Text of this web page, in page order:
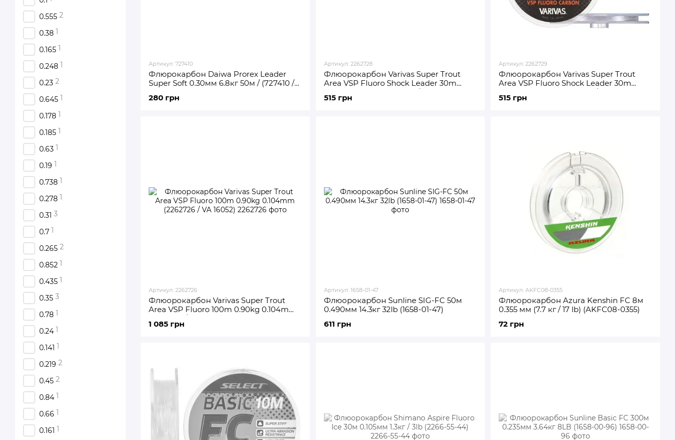
Артикул: 727410
Флюрокарбон Daiwa Prorex Leader
Super Soft 0.30мм 6.8кг 50м / (727410 /
280 грн
Артикул: 2262728
Флюорокарбон Varivas Super Trout
Area VSP Fluoro Shock Leader 30m
1.12kg 0.117mm (2262728 / VA 16082)
515 грн
Артикул: 2262729
Флюорокарбон Varivas Super Trout
Area VSP Fluoro Shock Leader 30m
1.35kg 0.128mm (2262729 / VA 16083)
515 грн
Артикул: 2262726
Флюорокарбон Varivas Super Trout
Area VSP Fluoro 100m 0.90kg 0.104mm
(2262726 / VA 16052)
1 085 грн
Артикул: 1658-01-47
Флюорокарбон Sunline SIG-FC 50м
0.490мм 14.3кг 32lb (1658-01-47)
611 грн
Артикул: AKFC08-0355
Флюорокарбон Azura Kenshin FC 8м
0.355 мм (7.7 кг / 17 lb) (AKFC08-0355)
72 грн
0.555 2
0.38 1
0.165 1
0.248 1
0.23 2
0.645 1
0.178 1
0.185 1
0.63 1
0.19 1
0.738 1
0.278 1
0.31 3
0.7 1
0.265 2
0.852 1
0.435 1
0.35 3
0.78 1
0.24 1
0.141 1
0.219 2
0.45 2
0.84 1
0.66 1
0.161 1